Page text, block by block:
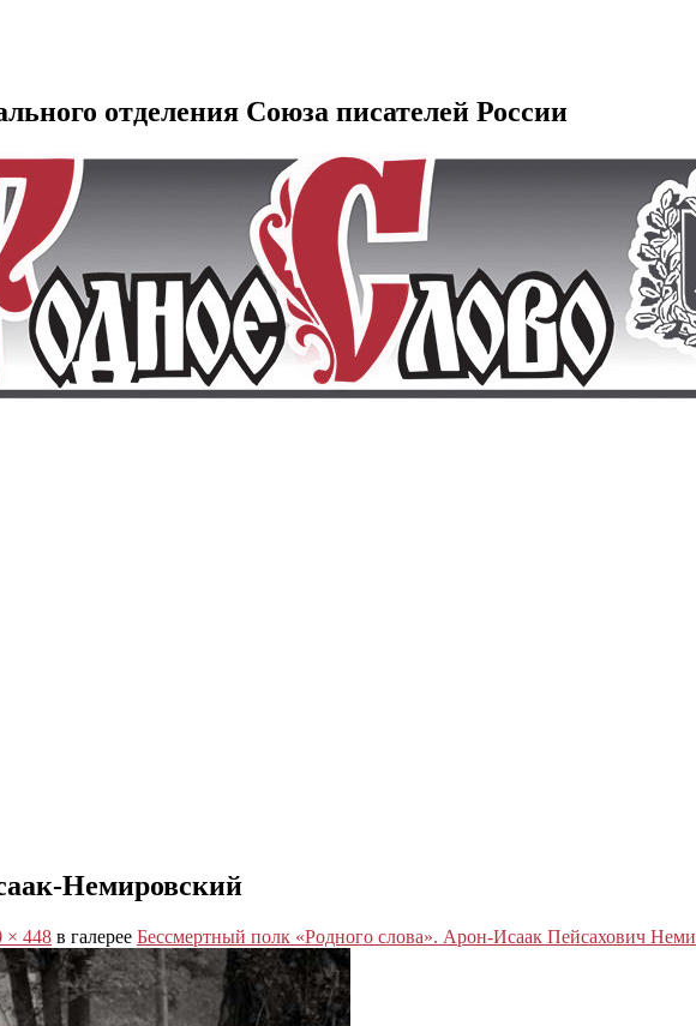
отделения Союза писателей России
Немировский
× 448 в галерее Бессмертный полк «Родного слова». Арон-Исаак Пейсахович